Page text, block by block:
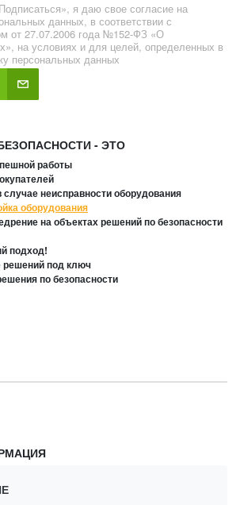
я даю свое согласие на
данных, в соответствии с
от 27.07.2006 года №152-ФЗ «О
на условиях и для целей, определенных в
персональных данных
- ЭТО
работы
неисправности оборудования
оборудования
на объектах решений по безопасности
подход!
решений под ключ
по безопасности